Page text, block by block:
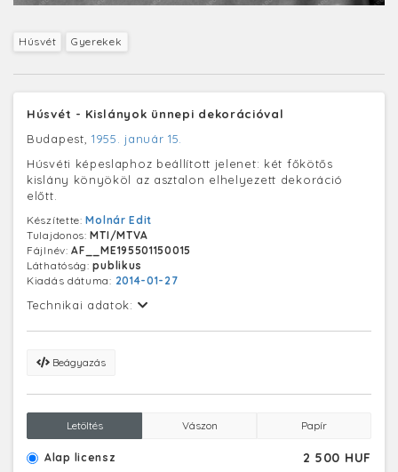
Húsvét Gyerekek
Húsvét - Kislányok ünnepi dekorációval
Budapest, 1955. január 15.
Húsvéti képeslaphoz beállított jelenet: két főkötős
kislány könyököl az asztalon elhelyezett dekoráció
előtt.
Készítette:Molnár Edit
Tulajdonos:MTI/MTVA
Fájlnév:AF__ME195501150015
Láthatóság:publikus
Kiadás dátuma: 2014-01-27
Technikai adatok:
Beágyazás
Letöltés Vászon Papír
Alap licensz 2 500 HUF